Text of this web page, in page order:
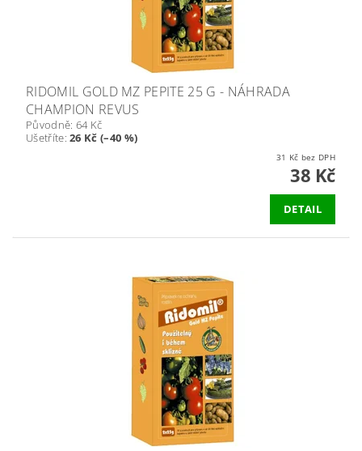
RIDOMIL GOLD MZ PEPITE 25 G - NÁHRADA
CHAMPION REVUS
Původně: 64 Kč
Ušetříte:26 Kč (–40 %)
31 Kč bez DPH
38 Kč
DETAIL